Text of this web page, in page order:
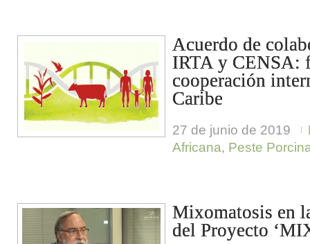
Acuerdo de
IRTA y CENSA:
cooperación
Caribe
27 de junio de 2019
Africana, Peste
Mixomatosis en
del Proyecto